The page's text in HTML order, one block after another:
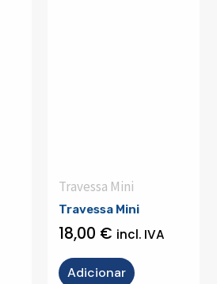
Travessa Mini
Travessa Mini
18,00 € incl. IVA
Adicionar